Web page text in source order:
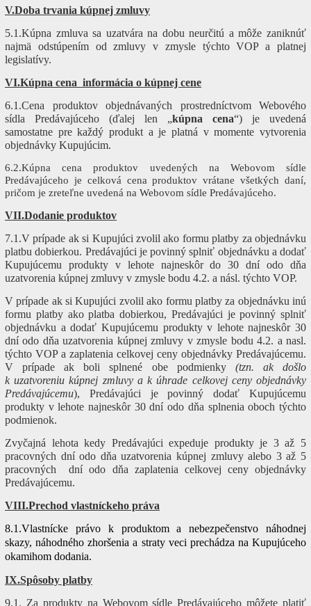
V.Doba trvania kúpnej zmluvy
5.1.Kúpna zmluva sa uzatvára na dobu neurčitú a môže zaniknúť
najmä odstúpením od zmluvy v zmysle týchto VOP a platnej
legislatívy.
VI.Kúpna cena informácia o kúpnej cene
6.1.Cena produktov objednávaných prostredníctvom Webového
sídla Predávajúceho (ďalej len „kúpna cena“) je uvedená
samostatne pre každý produkt a je platná v momente vytvorenia
objednávky Kupujúcim.
6.2.Kúpna cena produktov uvedených na Webovom sídle
Predávajúceho je celková cena produktov vrátane všetkých daní,
pričom je zreteľne uvedená na Webovom sídle Predávajúceho.
VII.Dodanie produktov
7.1.V prípade ak si Kupujúci zvolil ako formu platby za objednávku
platbu dobierkou. Predávajúci je povinný splniť objednávku a dodať
Kupujúcemu produkty v lehote najneskôr do 30 dní odo dňa
uzatvorenia kúpnej zmluvy v zmysle bodu 4.2. a násl. týchto VOP.
V prípade ak si Kupujúci zvolil ako formu platby za objednávku inú
formu platby ako platba dobierkou, Predávajúci je povinný splniť
objednávku a dodať Kupujúcemu produkty v lehote najneskôr 30
dní odo dňa uzatvorenia kúpnej zmluvy v zmysle bodu 4.2. a nasl.
týchto VOP a zaplatenia celkovej ceny objednávky Predávajúcemu.
V prípade ak boli splnené obe podmienky (tzn. ak došlo
k uzatvoreniu kúpnej zmluvy a k úhrade celkovej ceny objednávky
Predávajúcemu), Predávajúci je povinný dodať Kupujúcemu
produkty v lehote najneskôr 30 dní odo dňa splnenia oboch týchto
podmienok.
Zvyčajná lehota kedy Predávajúci expeduje produkty je 3 až 5
pracovných dní odo dňa uzatvorenia kúpnej zmluvy alebo 3 až 5
pracovných dní odo dňa zaplatenia celkovej ceny objednávky
Predávajúcemu.
VIII.Prechod vlastníckeho práva
8.1.Vlastnícke právo k produktom a nebezpečenstvo náhodnej
skazy, náhodného zhoršenia a straty veci prechádza na Kupujúceho
okamihom dodania.
IX.Spôsoby platby
9.1. Za produkty na Webovom sídle Predávajúceho môžete platiť